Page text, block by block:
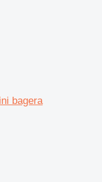
bagera